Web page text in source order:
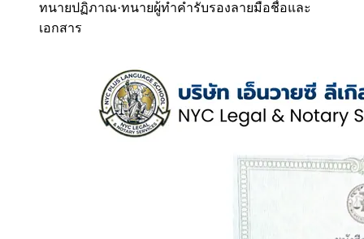
ทนายปฏิภาณ·ทนายผู้ทำคำรับรองลายมือชื่อและ
เอกสาร